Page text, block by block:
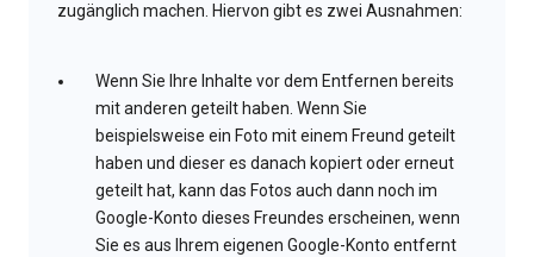
zugänglich machen. Hiervon gibt es zwei Ausnahmen:
Wenn Sie Ihre Inhalte vor dem Entfernen bereits
mit anderen geteilt haben. Wenn Sie
beispielsweise ein Foto mit einem Freund geteilt
haben und dieser es danach kopiert oder erneut
geteilt hat, kann das Fotos auch dann noch im
Google-Konto dieses Freundes erscheinen, wenn
Sie es aus Ihrem eigenen Google-Konto entfernt